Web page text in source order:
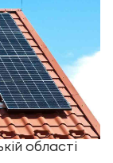
області